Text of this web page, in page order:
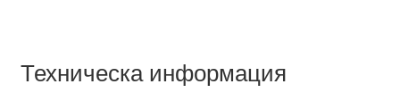
Техническа информация